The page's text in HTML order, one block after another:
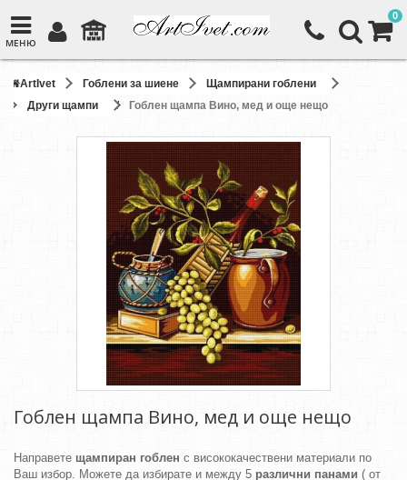
МЕНЮ
0
ArtIvet Гоблени за шиене
Щампирани гоблени
Други щампи
Гоблен щампа Вино, мед и още нещо
Гоблен щампа Вино, мед и още нещо
Направете щампиран гоблен с висококачествени материали по
Ваш избор. Можете да избирате и между 5 различни панами ( от